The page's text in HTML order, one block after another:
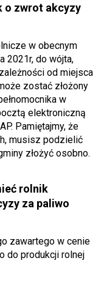
o zwrot akcyzy
w obecnym
2021r, do wójta,
od miejsca
zostać złożony
w
elektroniczną
Pamiętajmy, że
musisz podzielić
złożyć osobno.
rolnik
za paliwo
zawartego w cenie
do produkcji rolnej